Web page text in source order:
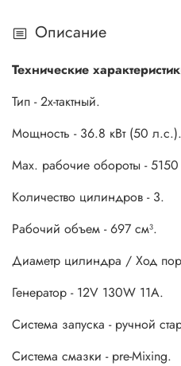
Описание
Технические
Тип - 2х-тактный.
Мощность - 36.8 кВт (50 л.с.).
Мах. рабочие обороты -
Количество цилиндров - 3.
Рабочий объем - 697 см³.
Диаметр цилиндра / Ход
Генератор - 12V 130W 11A.
Система запуска - ручной
Система смазки - pre-Mixing.